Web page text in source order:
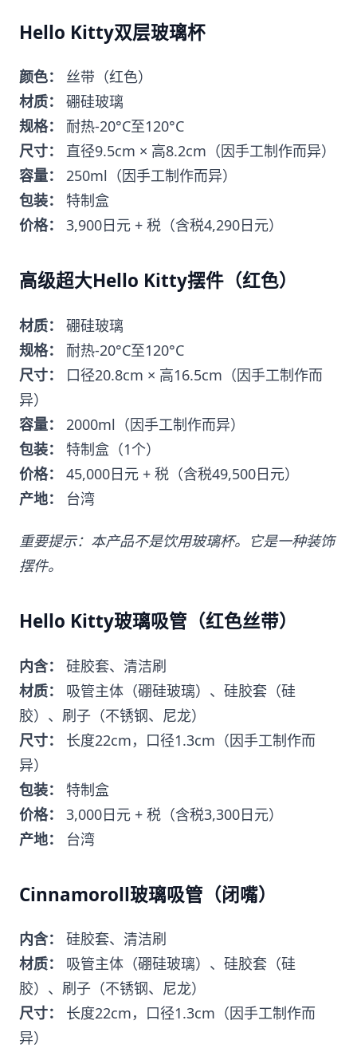
Hello Kitty双层玻璃杯
颜色：
丝带（红色）
材质：
硼硅玻璃
规格：
耐热-20°C至120°C
尺寸：
直径9.5cm × 高8.2cm（因手工制作而异）
容量：
250ml（因手工制作而异）
包装：
特制盒
价格：
3,900日元 + 税（含税4,290日元）
高级超大Hello Kitty摆件（红色）
材质：
硼硅玻璃
规格：
耐热-20°C至120°C
尺寸：
口径20.8cm × 高16.5cm（因手工制作而
异）
容量：
2000ml（因手工制作而异）
包装：
特制盒（1个）
价格：
45,000日元 + 税（含税49,500日元）
产地：
台湾
重要提示：本产品不是饮用玻璃杯。它是一种装饰
摆件。
Hello Kitty玻璃吸管（红色丝带）
内含：
硅胶套、清洁刷
材质：
吸管主体（硼硅玻璃）、硅胶套（硅
胶）、刷子（不锈钢、尼龙）
尺寸：
长度22cm，口径1.3cm（因手工制作而
异）
包装：
特制盒
价格：
3,000日元 + 税（含税3,300日元）
产地：
台湾
Cinnamoroll玻璃吸管（闭嘴）
内含：
硅胶套、清洁刷
材质：
吸管主体（硼硅玻璃）、硅胶套（硅
胶）、刷子（不锈钢、尼龙）
尺寸：
长度22cm，口径1.3cm（因手工制作而
异）